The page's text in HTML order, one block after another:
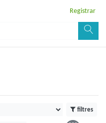
Registrar
filtres